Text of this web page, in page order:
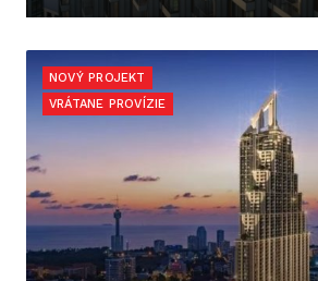
NOVÝ PROJEKT
VRÁTANE PROVÍZIE